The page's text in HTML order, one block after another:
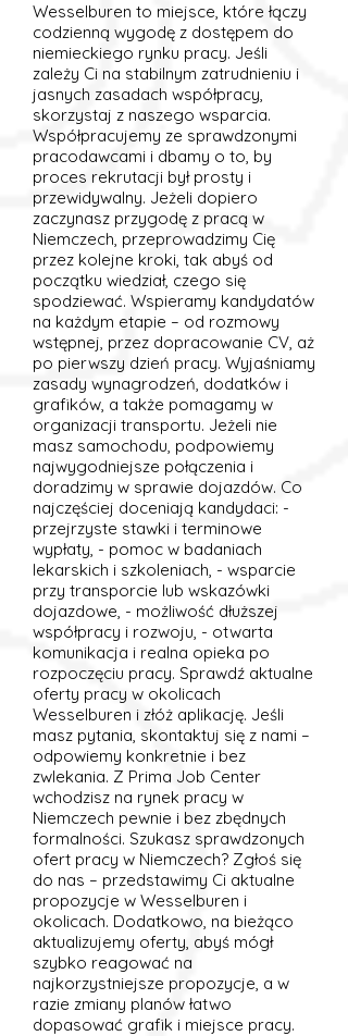
Wesselburen to miejsce, które łączy
codzienną wygodę z dostępem do
niemieckiego rynku pracy. Jeśli
zależy Ci na stabilnym zatrudnieniu i
jasnych zasadach współpracy,
skorzystaj z naszego wsparcia.
Współpracujemy ze sprawdzonymi
pracodawcami i dbamy o to, by
proces rekrutacji był prosty i
przewidywalny. Jeżeli dopiero
zaczynasz przygodę z pracą w
Niemczech, przeprowadzimy Cię
przez kolejne kroki, tak abyś od
początku wiedział, czego się
spodziewać. Wspieramy kandydatów
na każdym etapie – od rozmowy
wstępnej, przez dopracowanie CV, aż
po pierwszy dzień pracy. Wyjaśniamy
zasady wynagrodzeń, dodatków i
grafików, a także pomagamy w
organizacji transportu. Jeżeli nie
masz samochodu, podpowiemy
najwygodniejsze połączenia i
doradzimy w sprawie dojazdów. Co
najczęściej doceniają kandydaci: -
przejrzyste stawki i terminowe
wypłaty, - pomoc w badaniach
lekarskich i szkoleniach, - wsparcie
przy transporcie lub wskazówki
dojazdowe, - możliwość dłuższej
współpracy i rozwoju, - otwarta
komunikacja i realna opieka po
rozpoczęciu pracy. Sprawdź aktualne
oferty pracy w okolicach
Wesselburen i złóż aplikację. Jeśli
masz pytania, skontaktuj się z nami –
odpowiemy konkretnie i bez
zwlekania. Z Prima Job Center
wchodzisz na rynek pracy w
Niemczech pewnie i bez zbędnych
formalności. Szukasz sprawdzonych
ofert pracy w Niemczech? Zgłoś się
do nas – przedstawimy Ci aktualne
propozycje w Wesselburen i
okolicach. Dodatkowo, na bieżąco
aktualizujemy oferty, abyś mógł
szybko reagować na
najkorzystniejsze propozycje, a w
razie zmiany planów łatwo
dopasować grafik i miejsce pracy.